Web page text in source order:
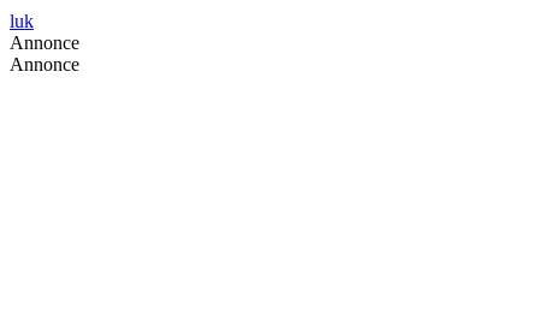
luk
Annonce
Annonce